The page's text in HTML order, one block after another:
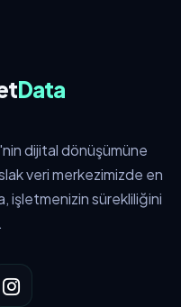
Data
dijital dönüşümüne
veri merkezimizde en
işletmenizin sürekliliğini